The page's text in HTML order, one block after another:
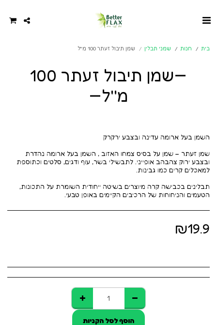
בית חנות שמני תבלין שמן תיבול זעתר 100 מ''ל
שמן תיבול זעתר 100
מ''ל
שמן זעתר – שמן על בסיס צמחו האזוב , השמן בעל ארומה נהדרת
ובצבע ירוק צהבהב אופייני. לתבשילי בשר, עוף ודגים, סלטים וכתוספת
תבלינים בכבישה קרה מיוצרים בשיטה ייחודית השומרת על התכונות,
הטעמים והניחוחות של הרכיבים הקיימים באופן טבעי.
₪19.9
הוסף לסל הקניות